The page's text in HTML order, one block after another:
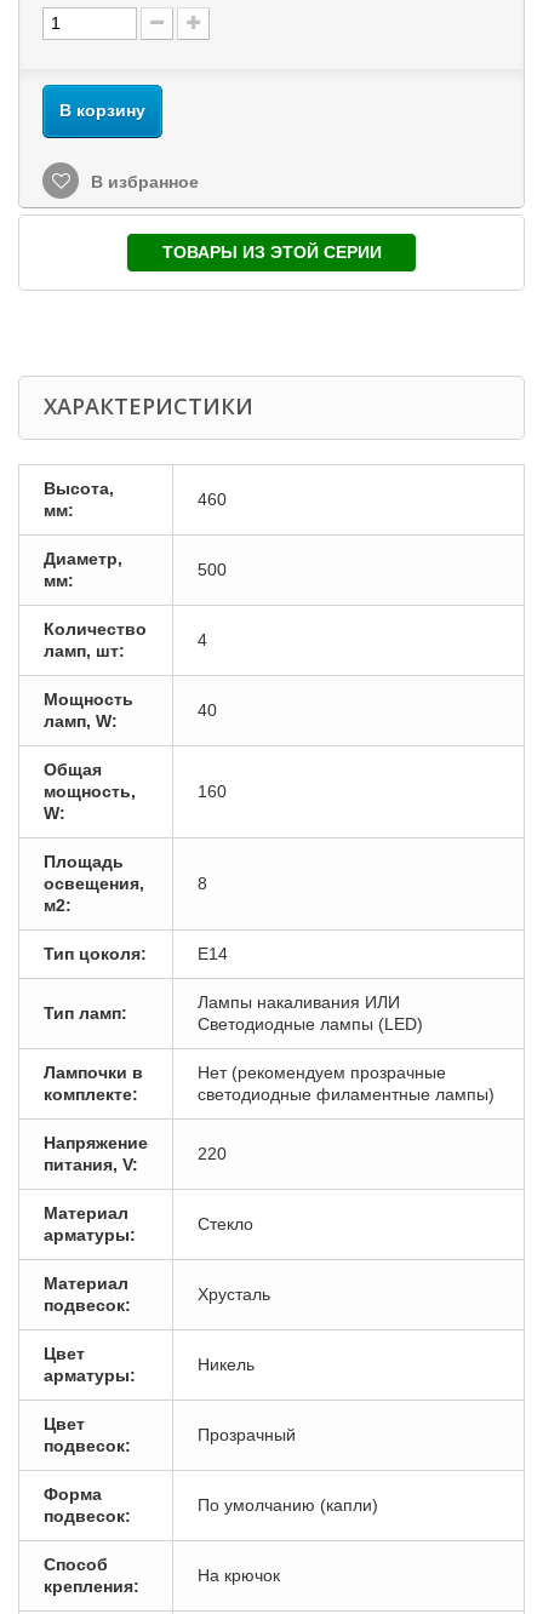
В корзину
В избранное
ТОВАРЫ ИЗ ЭТОЙ СЕРИИ
ХАРАКТЕРИСТИКИ
Высота,
мм:
460
Диаметр,
мм:
500
Количество
ламп, шт:
4
Мощность
ламп, W:
40
Общая
мощность,
W:
160
Площадь
освещения,
м2:
8
Тип цоколя: E14
Тип ламп:
Лампы накаливания ИЛИ
Светодиодные лампы (LED)
Лампочки в
комплекте:
Нет (рекомендуем прозрачные
светодиодные филаментные лампы)
Напряжение
питания, V:
220
Материал
арматуры:
Стекло
Материал
подвесок:
Хрусталь
Цвет
арматуры:
Никель
Цвет
подвесок:
Прозрачный
Форма
подвесок:
По умолчанию (капли)
Способ
крепления:
На крючок